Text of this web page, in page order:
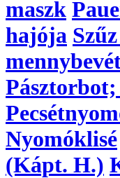
maszk
hajója
Nyomóklisé
(Kápt. H.)